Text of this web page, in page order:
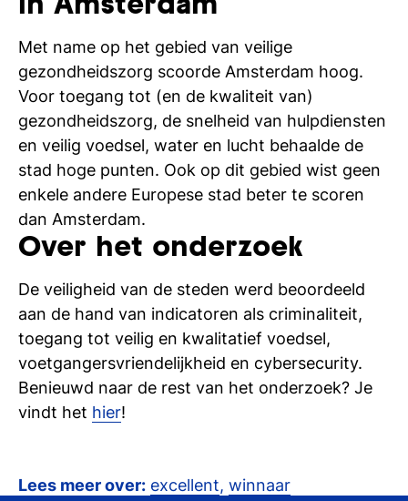
in Amsterdam
Met name op het gebied van veilige
gezondheidszorg scoorde Amsterdam hoog.
Voor toegang tot (en de kwaliteit van)
gezondheidszorg, de snelheid van hulpdiensten
en veilig voedsel, water en lucht behaalde de
stad hoge punten. Ook op dit gebied wist geen
enkele andere Europese stad beter te scoren
dan Amsterdam.
Over het onderzoek
De veiligheid van de steden werd beoordeeld
aan de hand van indicatoren als criminaliteit,
toegang tot veilig en kwalitatief voedsel,
voetgangersvriendelijkheid en cybersecurity.
Benieuwd naar de rest van het onderzoek? Je
vindt het hier!
Lees meer over: excellent, winnaar